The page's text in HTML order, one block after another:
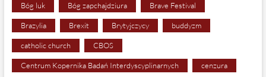
Bóg luk Bóg zapchajdziura Brave Festival
Brazylia Brexit Brytyjczycy buddyzm
catholic church CBOS
Centrum Kopernika Badań Interdyscyplinarnych cenzura